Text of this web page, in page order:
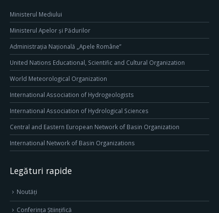
Ministerul Mediului
Ministerul Apelor și Pădurilor
Administrația Națională „Apele Române”
United Nations Educational, Scientific and Cultural Organization
World Meteorological Organization
International Association of Hydrogeologists
International Association of Hydrological Sciences
Central and Eastern European Network of Basin Organization
International Network of Basin Organizations
Legături rapide
Noutăți
Conferința Științifică